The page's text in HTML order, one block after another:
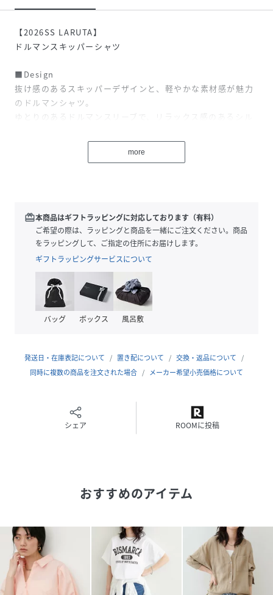
【2026SS LARUTA】
ドルマンスキッパーシャツ
■Design
抜け感のあるスキッパーデザインと、軽やかな素材感が魅力
のドルマンシャツ。
ゆとりのあるドルマンスリーブで、リラックス感のあるシル
前後差のある着丈で、ヒップまわりをさりげなくカバーしな
■Styling
前だけインしたスタイリングでメリハリをつけるのがおすす
スラックスや細身のパンツと合わせてすっきりと、
スカートと合わせて柔らかい雰囲気に仕上げるのも◎。
一枚着としてはもちろん、羽織りとしても活躍します。
■Fabric
地です。
カラーによって異なる風合いも楽しめます。
洗濯：手洗い可能
透け感：淡色ややあり
＝＝＝＝＝＝＝＝＝＝＝＝＝＝＝＝＝＝＝
▼ コンセプト
＜LARUTA＞
シンプルだけど洗練されていて、それでいて自然体。
着飾るよりも着ていてリラックスできる、そんなお洋服を纏
more
redeem本商品はギフトラッピングに対応しております（有料）
ご希望の際は、ラッピングと商品を一緒にご注文ください。商品
をラッピングして、ご指定の住所にお届けします。
ギフトラッピングサービスについて
バッグ ボックス 風呂敷
発送日・在庫表記について 置き配について
交換・返品について
同時に複数の商品を注文された場合
メーカー希望小売価格について
シェア ROOMに投稿
おすすめのアイテム